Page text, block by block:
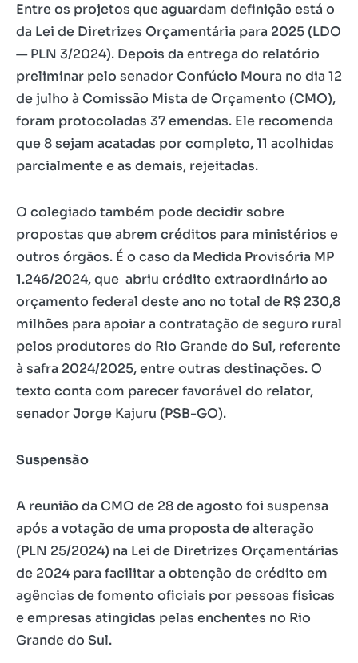
Entre os projetos que aguardam definição está o
da Lei de Diretrizes Orçamentária para 2025 (LDO
— PLN 3/2024). Depois da entrega do relatório
preliminar pelo senador Confúcio Moura no dia 12
de julho à Comissão Mista de Orçamento (CMO),
foram protocoladas 37 emendas. Ele recomenda
que 8 sejam acatadas por completo, 11 acolhidas
parcialmente e as demais, rejeitadas.
O colegiado também pode decidir sobre
propostas que abrem créditos para ministérios e
outros órgãos. É o caso da Medida Provisória MP
1.246/2024, que abriu crédito extraordinário ao
orçamento federal deste ano no total de R$ 230,8
milhões para apoiar a contratação de seguro rural
pelos produtores do Rio Grande do Sul, referente
à safra 2024/2025, entre outras destinações. O
texto conta com parecer favorável do relator,
senador Jorge Kajuru (PSB-GO).
Suspensão
A reunião da CMO de 28 de agosto foi suspensa
após a votação de uma proposta de alteração
(PLN 25/2024) na Lei de Diretrizes Orçamentárias
de 2024 para facilitar a obtenção de crédito em
agências de fomento oficiais por pessoas físicas
e empresas atingidas pelas enchentes no Rio
Grande do Sul.